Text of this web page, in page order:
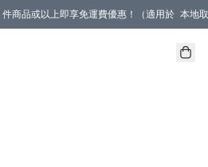
品或以上即享免運費優惠！（適用於 本地
件商品或以上即享免運費優惠！（適用於